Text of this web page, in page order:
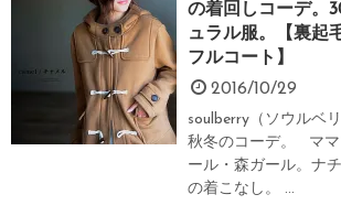
の着回しコーデ。
ュラル服。【裏起
フルコート】
2016/10/29
soulberry（ソウルベ
秋冬のコーデ。 ママ
ール・森ガール。ナ
の着こなし。 ...